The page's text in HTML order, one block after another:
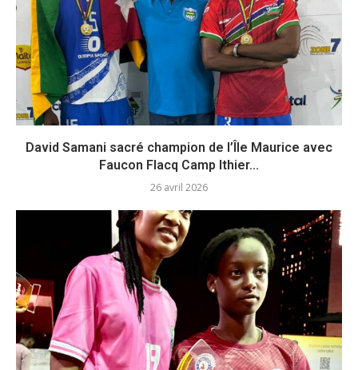
David Samani sacré champion de l’Île Maurice avec
Faucon Flacq Camp Ithier...
26 avril 2026